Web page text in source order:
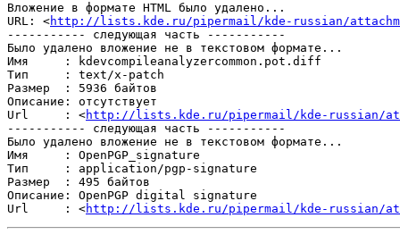
Вложение в формате HTML было удалено...
URL: <http://lists.kde.ru/pipermail/kde-russian/
----------- следующая часть -----------
Было удалено вложение не в текстовом формате...
Имя     : kdevcompileanalyzercommon.pot.diff
Тип     : text/x-patch
Размер  : 5936 байтов
Описание: отсутствует
Url     : <http://lists.kde.ru/pipermail/kde-russian/
----------- следующая часть -----------
Было удалено вложение не в текстовом формате...
Имя     : OpenPGP_signature
Тип     : application/pgp-signature
Размер  : 495 байтов
Описание: OpenPGP digital signature
Url     : <http://lists.kde.ru/pipermail/kde-russian/